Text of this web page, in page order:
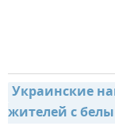
Украинские
жителей с